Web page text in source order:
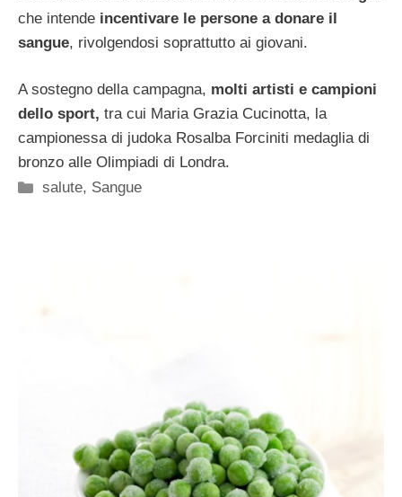
che intende incentivare le persone a donare il
sangue, rivolgendosi soprattutto ai giovani.
A sostegno della campagna, molti artisti e campioni
dello sport, tra cui Maria Grazia Cucinotta, la
campionessa di judoka Rosalba Forciniti medaglia di
bronzo alle Olimpiadi di Londra.
Categorie
salute, Sangue